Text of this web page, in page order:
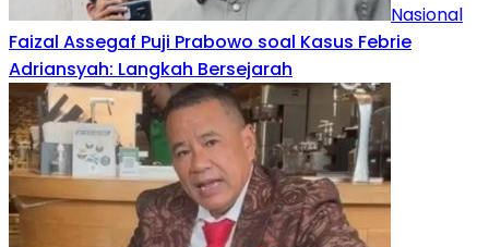
Nasional
Faizal Assegaf Puji Prabowo soal Kasus Febrie
Adriansyah: Langkah Bersejarah